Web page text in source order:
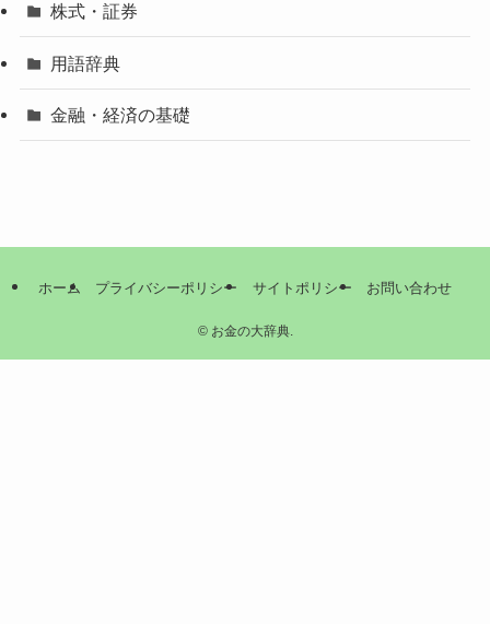
株式・証券
用語辞典
金融・経済の基礎
ホーム プライバシーポリシー サイトポリシー お問い合わせ
©お金の大辞典.